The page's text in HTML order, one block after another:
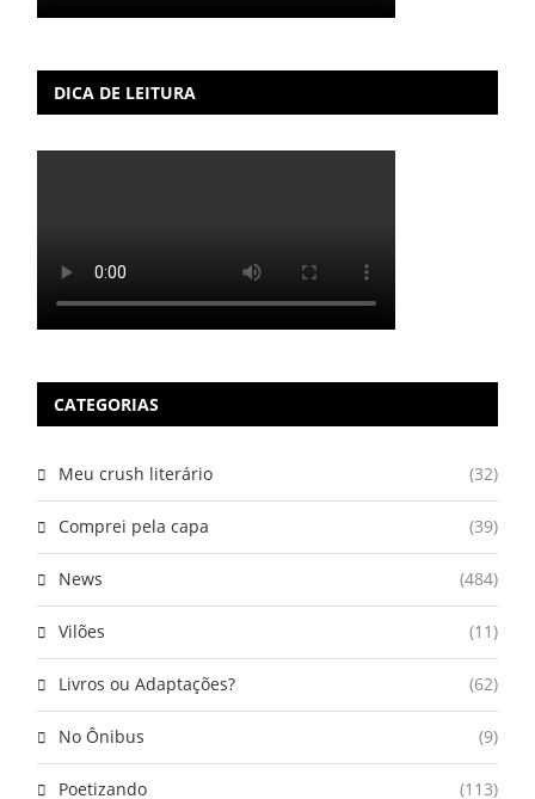
DICA DE LEITURA
CATEGORIAS
Meu crush literário (32)
Comprei pela capa (39)
News (484)
Vilões (11)
Livros ou Adaptações? (62)
No Ônibus (9)
Poetizando (113)